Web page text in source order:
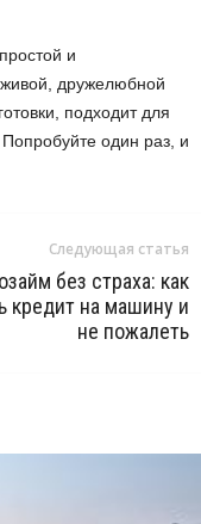
и
дружелюбной
подходит для
один раз, и
Следующая статья
без страха: как
кредит на машину и
не пожалеть